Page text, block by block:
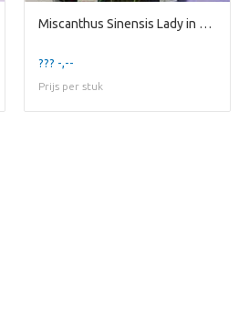
Miscanthus Sinensis Lady in Red
??? -,--
Prijs per stuk